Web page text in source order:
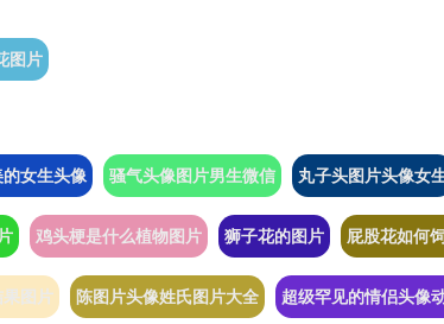
图片
女生头像 骚气头像图片男生微信 丸子头图片头像女
鸡头梗是什么植物图片 狮子花的图片 屁股花如何
图片 陈图片头像姓氏图片大全 超级罕见的情侣头像